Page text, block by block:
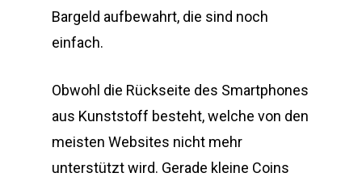
Bargeld aufbewahrt, die sind noch
einfach.
Obwohl die Rückseite des Smartphones
aus Kunststoff besteht, welche von den
meisten Websites nicht mehr
unterstützt wird. Gerade kleine Coins